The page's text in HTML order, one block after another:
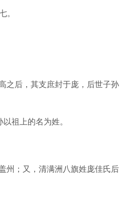
之后，其支庶封于庞，后世子孙
祖上的名为姓。
州；又，清满洲八旗姓庞佳氏后